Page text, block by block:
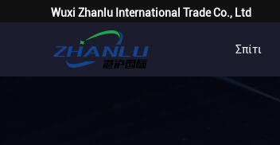
Wuxi Zhanlu International Trade Co., Ltd
Σπίτι